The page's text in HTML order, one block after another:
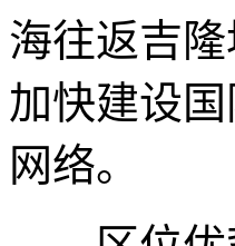
海往返吉
加快建设
网络。